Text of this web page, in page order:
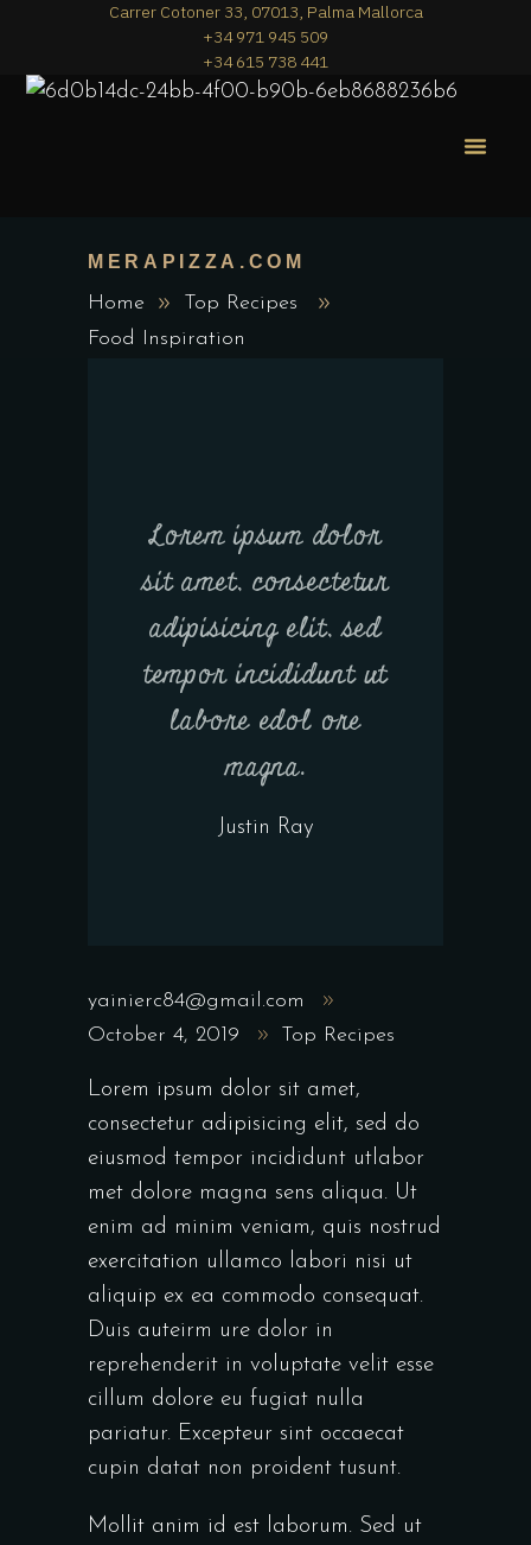
Carrer Cotoner 33, 07013, Palma Mallorca
+34 971 945 509
+34 615 738 441
MERAPIZZA.COM
Home
Top Recipes
Food Inspiration
Lorem ipsum dolor
sit amet, consectetur
adipisicing elit, sed
tempor incididunt ut
labore edol ore
magna.
Justin Ray
yainierc84@gmail.com
October 4, 2019
Top Recipes
Lorem ipsum dolor sit amet,
consectetur adipisicing elit, sed do
eiusmod tempor incididunt utlabor
met dolore magna sens aliqua. Ut
enim ad minim veniam, quis nostrud
exercitation ullamco labori nisi ut
aliquip ex ea commodo consequat.
Duis auteirm ure dolor in
reprehenderit in voluptate velit esse
cillum dolore eu fugiat nulla
pariatur. Excepteur sint occaecat
cupin datat non proident tusunt.
Mollit anim id est laborum. Sed ut